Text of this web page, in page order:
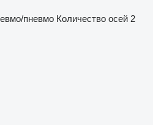
пневмо Количество осей 2